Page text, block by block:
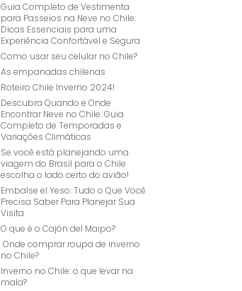
Guia Completo de Vestimenta
para Passeios na Neve no Chile:
Dicas Essenciais para uma
Experiência Confortável e Segura
Como usar seu celular no Chile?
As empanadas chilenas
Roteiro Chile Inverno 2024!
Descubra Quando e Onde
Encontrar Neve no Chile: Guia
Completo de Temporadas e
Variações Climáticas
Se você está planejando uma
viagem do Brasil para o Chile
escolha o lado certo do avião!
Embalse el Yeso: Tudo o Que Você
Precisa Saber Para Planejar Sua
Visita
O que é o Cajón del Maipo?
Onde comprar roupa de inverno
no Chile?
Inverno no Chile: o que levar na
mala?